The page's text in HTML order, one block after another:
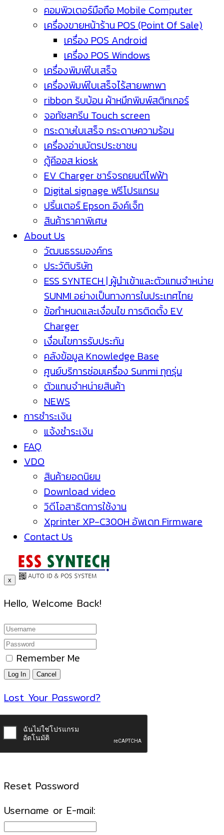
คอมพิวเตอร์มือถือ Mobile Computer
เครื่องขายหน้าร้าน POS (Point Of Sale)
เครื่อง POS Android
เครื่อง POS Windows
เครื่องพิมพ์ใบเสร็จ
เครื่องพิมพ์ใบเสร็จไร้สายพกพา
ribbon ริบบ้อน ผ้าหมึกพิมพ์สติกเกอร์
จอทัชสกรีน Touch screen
กระดาษใบเสร็จ กระดาษความร้อน
เครื่องอ่านบัตรประชาชน
ตู้คีออส kiosk
EV Charger ชาร์จรถยนต์ไฟฟ้า
Digital signage ฟรีโปรแกรม
ปริ้นเตอร์ Epson อิงค์เจ็ท
สินค้าราคาพิเศษ
About Us
วัฒนธรรมองค์กร
ประวัติบริษัท
ESS SYNTECH | ผู้นำเข้าและตัวแทนจำหน่าย
SUNMI อย่างเป็นทางการในประเทศไทย
ข้อกำหนดและเงื่อนไข การติดตั้ง EV
Charger
เงื่อนไขการรับประกัน
คลังข้อมูล Knowledge Base
ศูนย์บริการซ่อมเครื่อง Sunmi ทุกรุ่น
ตัวแทนจำหน่ายสินค้า
NEWS
การชำระเงิน
แจ้งชำระเงิน
FAQ
VDO
สินค้ายอดนิยม
Download video
วิดีโอสาธิตการใช้งาน
Xprinter XP-C300H อัพเดท Firmware
Contact Us
x
Hello, Welcome Back!
Remember Me
Lost Your Password?
Reset Password
Username or E-mail: